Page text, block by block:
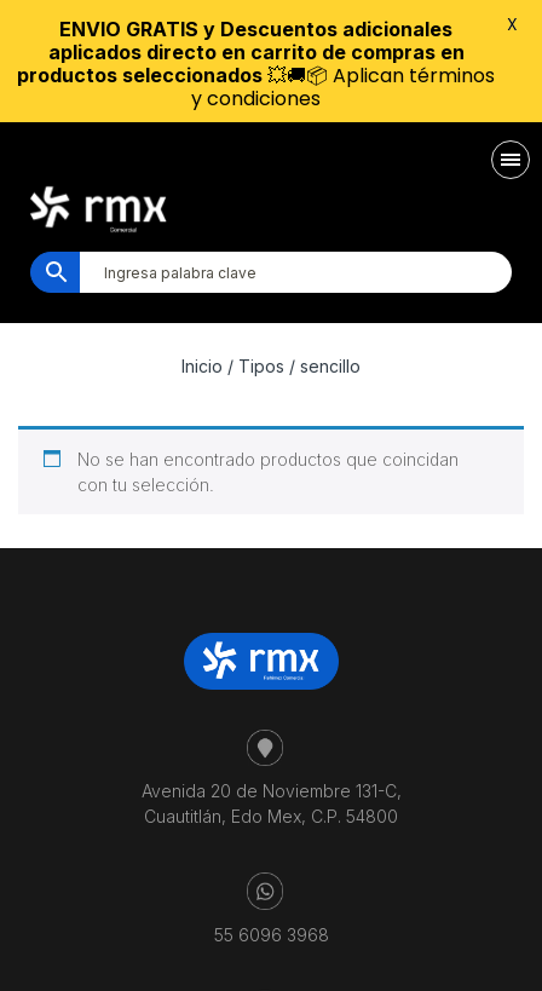
Inicio / Tipos / sencillo
No se han encontrado productos que coincidan
con tu selección.
Avenida 20 de Noviembre 131-C,
Cuautitlán, Edo Mex, C.P. 54800
55 6096 3968
ENVIO GRATIS y Descuentos adicionales
aplicados directo en carrito de compras en
productos seleccionados 💥🚚📦 Aplican términos
y condiciones
X